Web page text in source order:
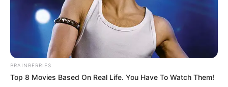
BRAINBERRIES
Top 8 Movies Based On Real Life. You Have To Watch Them!